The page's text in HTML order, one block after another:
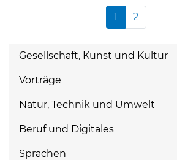
1 2
Gesellschaft, Kunst und Kultur
Vorträge
Natur, Technik und Umwelt
Beruf und Digitales
Sprachen